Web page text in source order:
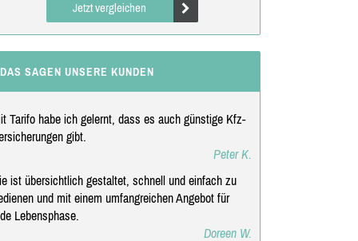
Jetzt vergleichen
DAS SAGEN UNSERE KUNDEN
Tarifo habe ich gelernt, dass es auch günstige Kfz-
gibt.
Peter K.
ist übersichtlich gestaltet, schnell und einfach zu
und mit einem umfangreichen Angebot für
Lebensphase.
Doreen W.